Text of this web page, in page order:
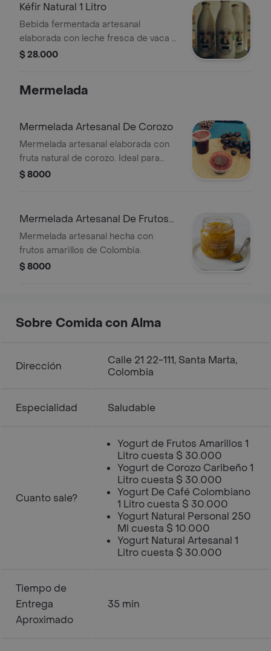
Kéfir Natural 1 Litro
Bebida fermentada artesanal
elaborada con leche fresca de vaca y
cultivos vivos de kéfir. Sin
$ 28.000
Mermelada
Mermelada Artesanal De Corozo
Mermelada artesanal elaborada con
fruta natural de corozo. Ideal para
acompañar yogures, panes y postres.
$ 8000
Mermelada Artesanal De Frutos
Amarillos
Mermelada artesanal hecha con
frutos amarillos de Colombia.
$ 8000
Sobre Comida con Alma
Dirección
Calle 21 22-111, Santa Marta,
Colombia
Especialidad Saludable
Cuanto sale?
Yogurt de Frutos Amarillos 1
Litro cuesta $ 30.000
Yogurt de Corozo Caribeño 1
Litro cuesta $ 30.000
Yogurt De Café Colombiano
1 Litro cuesta $ 30.000
Yogurt Natural Personal 250
Ml cuesta $ 10.000
Yogurt Natural Artesanal 1
Litro cuesta $ 30.000
Tiempo de
Entrega
Aproximado
35 min